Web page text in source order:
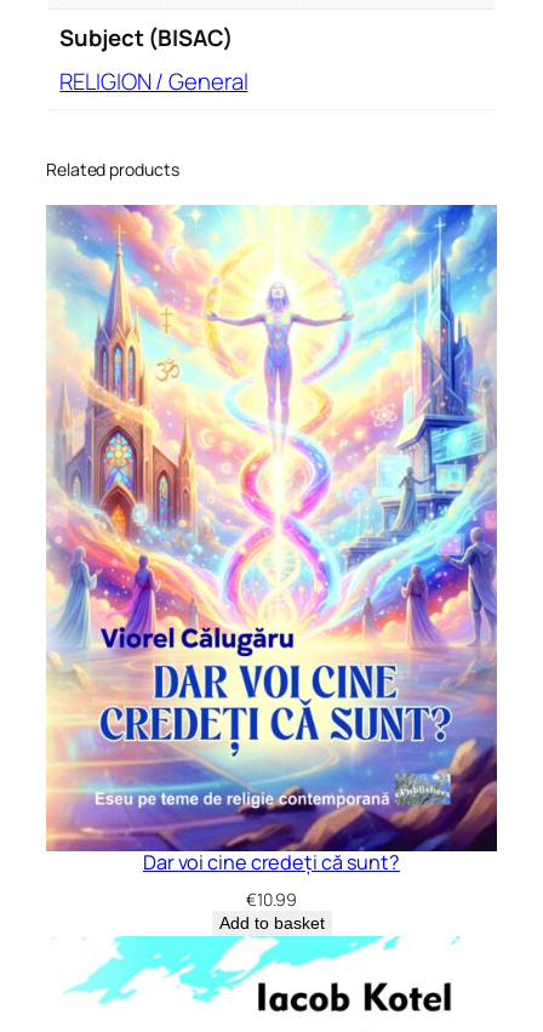
Subject (BISAC)
RELIGION / General
Related products
Dar voi cine credeți că sunt?
€10.99
Add to basket